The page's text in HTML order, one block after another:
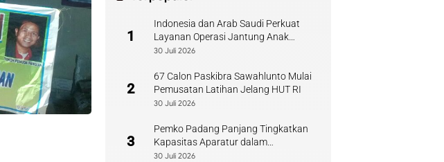
1
Indonesia dan Arab Saudi Perkuat
Layanan Operasi Jantung Anak
Sumbar
30 Juli 2026
2
67 Calon Paskibra Sawahlunto Mulai
Pemusatan Latihan Jelang HUT RI
30 Juli 2026
3
Pemko Padang Panjang Tingkatkan
Kapasitas Aparatur dalam
Penanganan Pascabencana
30 Juli 2026